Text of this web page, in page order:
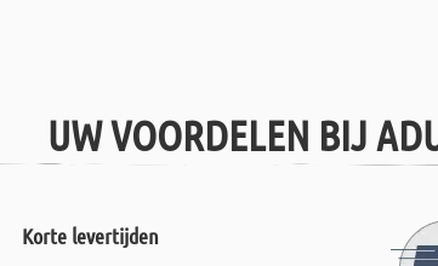
UW VOORDELEN BIJ
Korte levertijden